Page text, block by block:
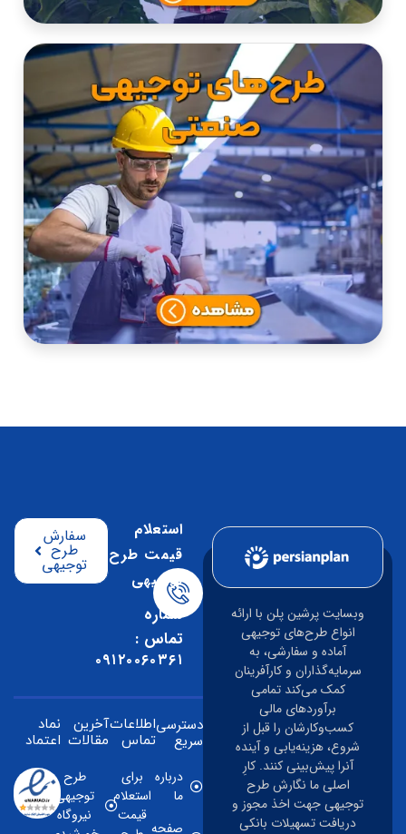
وبسایت پرشین پلن با ارائه
انواع طرح‌های توجیهی
آماده و سفارشی، به
سرمایه‌گذاران و کارآفرینان
کمک می‌کند تمامی
برآوردهای مالی
کسب‌وکارشان را قبل از
شروع، هزینه‌یابی و آینده
آنرا پیش‌بینی کنند. کارِ
اصلی ما نگارش طرح
توجیهی جهت اخذ مجوز و
دریافت تسهیلات بانکی
استعلام
قیمت طرح
توجیهی
شماره
تماس :
۰۹۱۲۰۰۶۰۳۶۱
سفارش
طرح
توجیهی
دسترسی
سریع
درباره
ما
صفحه
اطلاعات
تماس
برای
استعلام
قیمت
آخرین
مقالات
طرح
توجیهی
نیروگاه
نماد
اعتماد